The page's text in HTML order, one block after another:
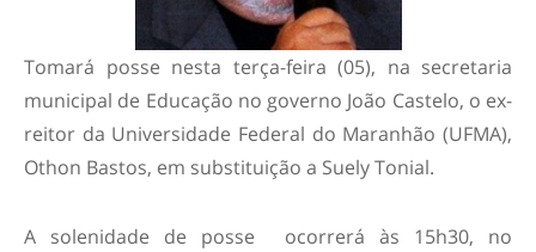
Tomará posse nesta terça-feira (05), na secretaria
municipal de Educação no governo João Castelo, o ex-
reitor da Universidade Federal do Maranhão (UFMA),
Othon Bastos, em substituição a Suely Tonial.
A solenidade de posse ocorrerá às 15h30, no